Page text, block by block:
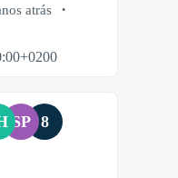
atrás
SP 8